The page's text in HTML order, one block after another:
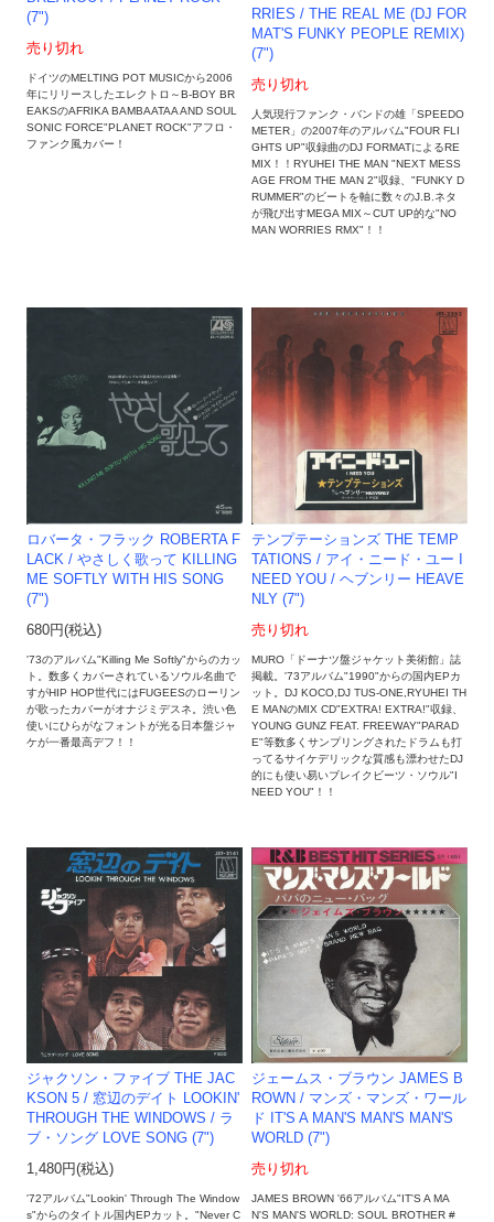
(7")
売り切れ
ドイツのMELTING POT MUSICから2006
年にリリースしたエレクトロ～B-BOY BR
EAKSのAFRIKA BAMBAATAA AND SOUL
SONIC FORCE"PLANET ROCK"アフロ・
ファンク風カバー！
RRIES / THE REAL ME (DJ FOR
MAT'S FUNKY PEOPLE REMIX)
(7")
売り切れ
人気現行ファンク・バンドの雄「SPEEDO
METER」の2007年のアルバム"FOUR FLI
GHTS UP"収録曲のDJ FORMATによるRE
MIX！！RYUHEI THE MAN "NEXT MESS
AGE FROM THE MAN 2"収録、"FUNKY D
RUMMER"のビートを軸に数々のJ.B.ネタ
が飛び出すMEGA MIX～CUT UP的な"NO
MAN WORRIES RMX"！！
ロバータ・フラック ROBERTA F
LACK / やさしく歌って KILLING
ME SOFTLY WITH HIS SONG
(7")
680円(税込)
'73のアルバム"Killing Me Softly"からのカッ
ト。数多くカバーされているソウル名曲で
すがHIP HOP世代にはFUGEESのローリン
が歌ったカバーがオナジミデスネ。渋い色
使いにひらがなフォントが光る日本盤ジャ
ケが一番最高デフ！！
テンプテーションズ THE TEMP
TATIONS / アイ・ニード・ユー I
NEED YOU / ヘブンリー HEAVE
NLY (7")
売り切れ
MURO「ドーナツ盤ジャケット美術館」誌
掲載。'73アルバム"1990"からの国内EPカ
ット。DJ KOCO,DJ TUS-ONE,RYUHEI TH
E MANのMIX CD"EXTRA! EXTRA!"収録、
YOUNG GUNZ FEAT. FREEWAY"PARAD
E"等数多くサンプリングされたドラムも打
ってるサイケデリックな質感も漂わせたDJ
的にも使い易いブレイクビーツ・ソウル"I
NEED YOU"！！
ジャクソン・ファイブ THE JAC
KSON 5 / 窓辺のデイト LOOKIN'
THROUGH THE WINDOWS / ラ
ブ・ソング LOVE SONG (7")
1,480円(税込)
'72アルバム"Lookin' Through The Window
s"からのタイトル国内EPカット。"Never C
ジェームス・ブラウン JAMES B
ROWN / マンズ・マンズ・ワール
ド IT'S A MAN'S MAN'S MAN'S
WORLD (7")
売り切れ
JAMES BROWN '66アルバム"IT'S A MA
N'S MAN'S WORLD: SOUL BROTHER #